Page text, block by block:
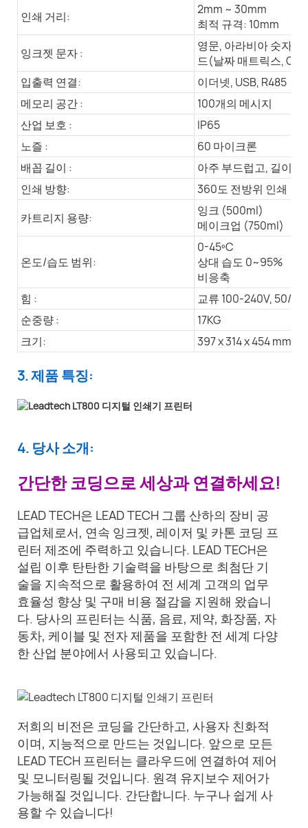
인쇄 거리:
2mm ~ 30mm
최적 규격: 10mm
잉크젯 문자 :
영문, 아라비아 숫자,
드(날짜 매트릭스, QR
입출력 연결:
이더넷, USB, R485
메모리 공간 :
100개의 메시지
산업 보호 :
IP65
노즐 :
60 마이크론
배꼽 길이 :
아주 부드럽고, 길이는
인쇄 방향:
360도 전방위 인쇄
카트리지 용량:
잉크 (500ml)
메이크업 (750ml)
온도/습도 범위:
0-45ºC
상대 습도 0~95%
비응축
힘 :
교류 100-240V, 50/
순중량 :
17KG
크기:
397 x 314 x 454 mm
3. 제품 특징:
4. 당사 소개:
간단한 코딩으로 세상과 연결하세요!
LEAD TECH은 LEAD TECH 그룹 산하의 장비 공
급업체로서, 연속 잉크젯, 레이저 및 카톤 코딩 프
린터 제조에 주력하고 있습니다. LEAD TECH은
설립 이후 탄탄한 기술력을 바탕으로 최첨단 기
술을 지속적으로 활용하여 전 세계 고객의 업무
효율성 향상 및 구매 비용 절감을 지원해 왔습니
다. 당사의 프린터는 식품, 음료, 제약, 화장품, 자
동차, 케이블 및 전자 제품을 포함한 전 세계 다양
한 산업 분야에서 사용되고 있습니다.
저희의 비전은 코딩을 간단하고, 사용자 친화적
이며, 지능적으로 만드는 것입니다. 앞으로 모든
LEAD TECH 프린터는 클라우드에 연결하여 제어
및 모니터링될 것입니다. 원격 유지보수 제어가
가능해질 것입니다. 간단합니다. 누구나 쉽게 사
용할 수 있습니다!